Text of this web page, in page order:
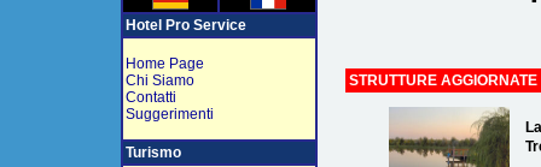
Hotel Pro Service
Home Page
Chi Siamo
Contatti
Suggerimenti
Turismo
STRUTTURE